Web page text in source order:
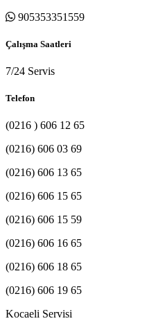
905353351559
Çalışma Saatleri
7/24 Servis
Telefon
(0216 ) 606 12 65
(0216) 606 03 69
(0216) 606 13 65
(0216) 606 15 65
(0216) 606 15 59
(0216) 606 16 65
(0216) 606 18 65
(0216) 606 19 65
Kocaeli Servisi